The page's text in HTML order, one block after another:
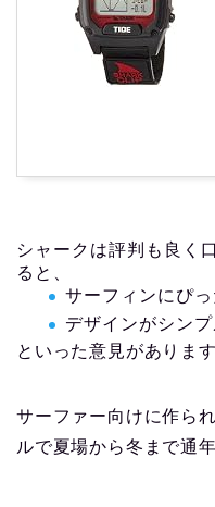
シャークは評判も良く
ると、
サーフィンにぴっ
デザインがシン
といった意見があります
サーファー向けに作ら
ルで夏場から冬まで通